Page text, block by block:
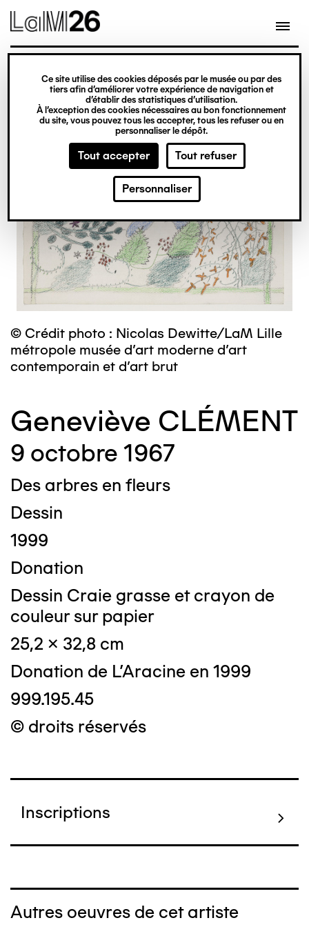
Gestion des cookies
Ce site utilise des cookies déposés par le musée ou par des
tiers afin d’améliorer votre expérience de navigation et
d’établir des statistiques d’utilisation.
À l’exception des cookies nécessaires au bon fonctionnement
du site, vous pouvez tous les accepter, tous les refuser ou en
personnaliser le dépôt.
Tout accepter Tout refuser
Personnaliser
contenu
© Crédit photo : Nicolas Dewitte/LaM Lille
métropole musée d’art moderne d’art
contemporain et d’art brut
Geneviève CLÉMENT
9 octobre 1967
Des arbres en fleurs
Dessin
1999
Donation
Dessin Craie grasse et crayon de
couleur sur papier
25,2 x 32,8 cm
Donation de L'Aracine en 1999
999.195.45
© droits réservés
Inscriptions
Autres oeuvres de cet artiste